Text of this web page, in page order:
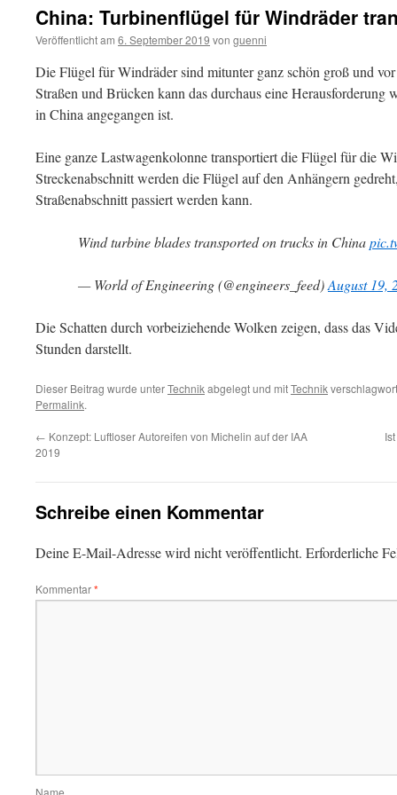
China: Turbinenflügel für Windräder
Veröffentlicht am 6. September 2019 von guenni
Die Flügel für Windräder sind mitunter ganz schön groß und
Straßen und Brücken kann das durchaus eine
in China angegangen ist.
Eine ganze Lastwagenkolonne transportiert die Flügel für die
Streckenabschnitt werden die Flügel auf den Anhängern
Straßenabschnitt passiert werden kann.
Wind turbine blades transported on trucks in China
— World of Engineering (@engineers_feed)August 19,
Die Schatten durch vorbeiziehende Wolken zeigen, dass das
Stunden darstellt.
Dieser Beitrag wurde unterTechnikabgelegt und mitTechnik
Permalink.
← Konzept: Luftloser Autoreifen von Michelin auf der IAA
2019
Schreibe einen Kommentar
Deine E-Mail-Adresse wird nicht veröffentlicht. Erforderliche
Kommentar*
Name